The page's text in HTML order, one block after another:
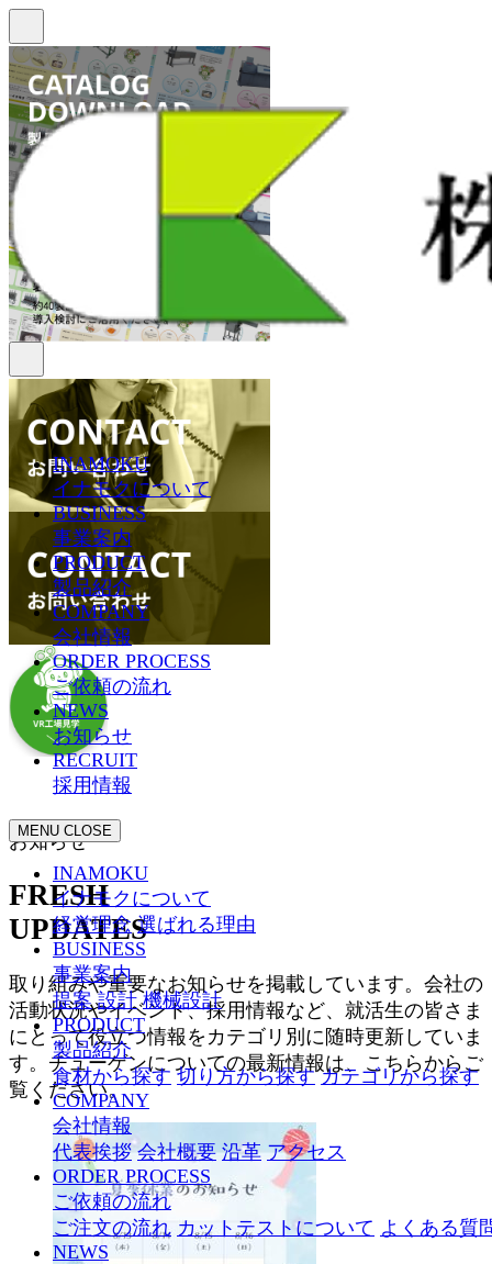
INAMOKU
イナモクについて
BUSINESS
事業案内
PRODUCT
製品紹介
COMPANY
会社情報
ORDER PROCESS
ご依頼の流れ
NEWS
お知らせ
RECRUIT
採用情報
MENU CLOSE
INAMOKU
イナモクについて
経営理念 選ばれる理由
BUSINESS
事業案内
提案 設計 機械設計
PRODUCT
製品紹介
食材から探す 切り方から探す カテゴリから探す
COMPANY
会社情報
代表挨拶 会社概要 沿革 アクセス
ORDER PROCESS
ご依頼の流れ
ご注文の流れ カットテストについて よくある質
NEWS
お知らせ
FRESH
UPDATES
取り組みや重要なお知らせを掲載しています。会社の
活動状況やイベント、採用情報など、就活生の皆さま
にとって役立つ情報をカテゴリ別に随時更新していま
す。チューゲンについての最新情報は、こちらからご
覧ください。